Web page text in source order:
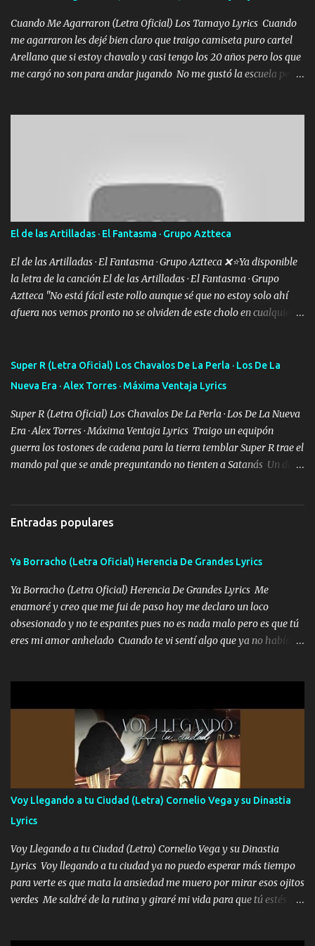
echarle chingazos Y seguir trabajando porque nada es...
Cuando Me Agarraron (Letra Oficial) Los Tamayo Lyrics Cuando
me agarraron les dejé bien claro que traigo camiseta puro cartel
Arellano que si estoy chavalo y casi tengo los 20 años pero los que
me cargó no son para andar jugando No me gustó la escuela pero
Ando en la colonia bien acelerado traigo un M2 que nunca me ha
fallado para mi compadre mandó un fuerte abrazo también al
Especial sabe que lo apreciamos En los mejores antros me verán
tomando con mujeres hermosas y botellas destapando siempre
bien cuidado bien atrabancado y a los que me conocen ya saben de
lo que hablo Entre lob...
El de las Artilladas · El Fantasma · Grupo Aztteca
El de las Artilladas · El Fantasma · Grupo Aztteca ❌⭐Ya disponible
la letra de la canción El de las Artilladas · El Fantasma · Grupo
Aztteca "No está fácil este rollo aunque sé que no estoy solo ahí
afuera nos vemos pronto no se olviden de este cholo en cualquier
equipo quedó afuera" Letra original de www.elnorteduro.com
"Bien al tiro la plebada siempre listos pa la gu'erra y a mi
como soy" "El jefe ondeado buena escuela nos dejó y firmes
compadre avestruz hay le va un saludon que sigan las artilladas
en acción" Música "No hace falta ni mi apodo porque ya saben qué
rollo se escuchaba este loco les iba a durar muy poco cuando
Super R (Letra Oficial) Los Chavalos De La Perla · Los De La
Nueva Era · Alex Torres · Máxima Ventaja Lyrics
Super R (Letra Oficial) Los Chavalos De La Perla · Los De La Nueva
Era · Alex Torres · Máxima Ventaja Lyrics Traigo un equipón
guerra los tostones de cadena para la tierra temblar Super R trae el
mando pal que se ande preguntando no tienten a Satanás Un día
si les voy a p'elear POR EL SEÑOR DE LOS GALLOS saben que la
vida damos ya se lo fui a demostrar por ahí me ven bien equipado
lo que se ofrezca con el UNO EL DOS Y EL TRES Y de la MB soy
buena pieza clave en el cartel aquí la firma ya saben cuál es que
quede claro SUPER R26 Música Lo enamorado nunca se me quita
traigo una que otra morrita y en la Urus la he de montar varias
trocas que me cuidan puro soldado su'icida no les tiembla pa tirar
A veces allá en la Perla si no me ve en la Sierra me muevo de aquí
Entradas populares
Ya Borracho (Letra Oficial) Herencia De Grandes Lyrics
Ya Borracho (Letra Oficial) Herencia De Grandes Lyrics Me
enamoré y creo que me fui de paso hoy me declaro un loco
obsesionado y no te espantes pues no es nada malo pero es que tú
eres mi amor anhelado Cuando te vi sentí algo que ya no había
cariño de mi alma Que pa febrero vendré frente a ti con mis
preguntas y digas que sí hacernos novios y verte feliz y muy
contenta como yo por ti Música Pregúntame qué es lo que me
enamora pa describirte unas cuantas horas también pregunta que
quiero contigo que seas dichosa al estar conmigo Y ya borracho
contéstame la llamada pa dedicarte unas bonitas palabras así
borracho me animo a decirte todo y puedo describirlo mucho que
me encantes Decirte que me siento muy feliz y emocionado por
tenerte aquí espero que quiera...
Voy Llegando a tu Ciudad (Letra) Cornelio Vega y su Dinastia
Lyrics
Voy Llegando a tu Ciudad (Letra) Cornelio Vega y su Dinastia
Lyrics Voy llegando a tu ciudad ya no puedo esperar más tiempo
para verte es que mata la ansiedad me muero por mirar esos ojitos
verdes Me saldré de la rutina y giraré mi vida para que tú estés en